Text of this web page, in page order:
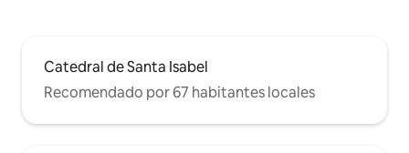
Catedral de Santa Isabel
Recomendado por 67 habitantes locales